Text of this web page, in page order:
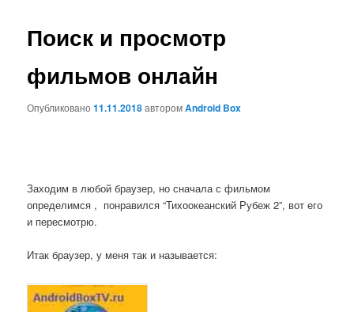
Поиск и просмотр
фильмов онлайн
Опубликовано11.11.2018авторомAndroid Box
Заходим в любой браузер, но сначала с фильмом
определимся , понравился “Тихоокеанский Рубеж 2”, вот его
и пересмотрю.
Итак браузер, у меня так и называется: